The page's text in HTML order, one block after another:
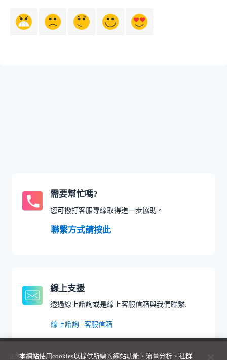
需要幫忙嗎?
您可撥打客服專線取得進一步協助。
聯繫方式請按此
線上支援
透過線上諮詢或是線上客服信箱與我們聯繫.
線上諮詢 客服信箱
法律聲明與隱私權政策
本網站使用cookies以提供所需的網站功能、流量分析、社群